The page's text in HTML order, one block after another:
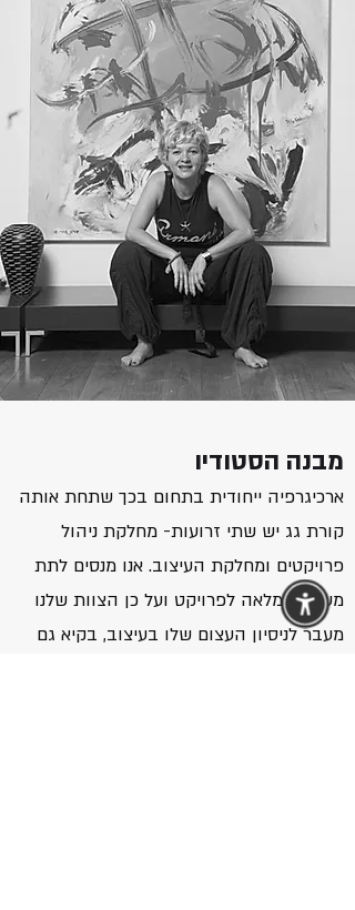
מבנה הסטודיו
ארכיגרפיה ייחודית בתחום בכך שתחת אותה
קורת גג יש שתי זרועות- מחלקת ניהול
פרויקטים ומחלקת העיצוב. אנו מנסים לתת
מעטפת מלאה לפרויקט ועל כן הצוות שלנו
מעבר לניסיון העצום שלו בעיצוב, בקיא גם